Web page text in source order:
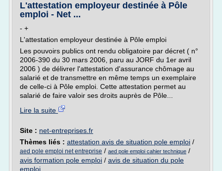
L'attestation employeur destinée à Pôle
emploi - Net ...
- +
L'attestation employeur destinée à Pôle emploi
Les pouvoirs publics ont rendu obligatoire par décret ( n°
2006-390 du 30 mars 2006, paru au JORF du 1er avril
2006 ) de délivrer l'attestation d'assurance chômage au
salarié et de transmettre en même temps un exemplaire
de celle-ci à Pôle emploi. Cette attestation permet au
salarié de faire valoir ses droits auprès de Pôle...
Lire la suite
Site : net-entreprises.fr
Thèmes liés : attestation avis de situation pole emploi /
aed pole emploi net entreprise / aed pole emploi cahier technique /
avis formation pole emploi / avis de situation du pole
emploi